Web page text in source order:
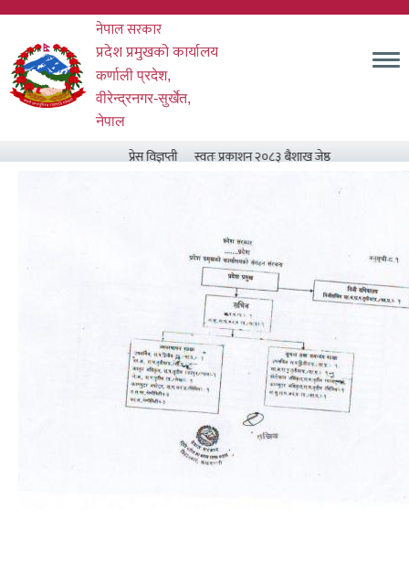
Skip
main
content
नेपाल सरकार
प्रदेश प्रमुखको कार्यालय
कर्णाली प्रदेश,
वीरेन्द्रनगर-सुर्खेत,
नेपाल
प्रेस विज्ञप्ती स्वतः प्रकाशन २०८३ बैशाख जेष्ठ र असार मसान्त